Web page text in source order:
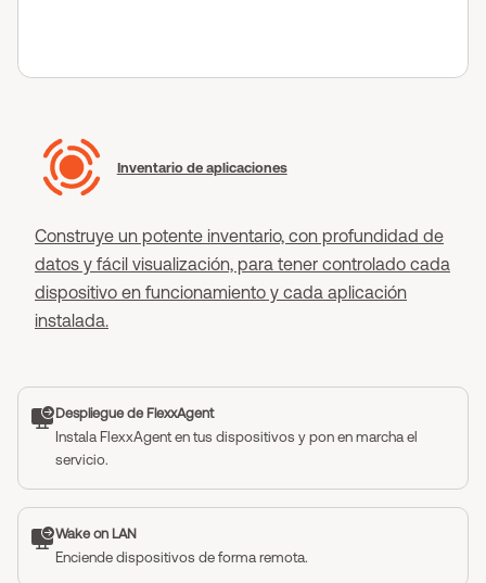
Inventario de aplicaciones
Construye un potente inventario, con profundidad de
datos y fácil visualización, para tener controlado cada
dispositivo en funcionamiento y cada aplicación
instalada.
Despliegue de FlexxAgent
Instala FlexxAgent en tus dispositivos y pon en marcha el
servicio.
Wake on LAN
Enciende dispositivos de forma remota.